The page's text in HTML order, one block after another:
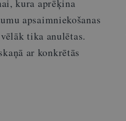
kura aprēķina
apsaimniekošanas
tika anulētas.
ar konkrētās